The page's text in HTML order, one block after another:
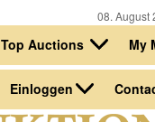
08.
Top Auctions My
Einloggen